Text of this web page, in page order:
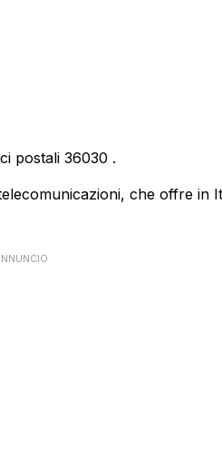
postali 36030 .
che offre in